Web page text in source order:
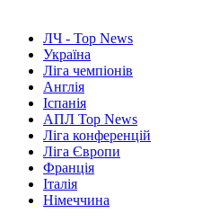
ЛЧ - Top News
Україна
Ліга чемпіонів
Англія
Іспанія
АПЛ Top News
Ліга конференцій
Ліга Європи
Франція
Італія
Німеччина